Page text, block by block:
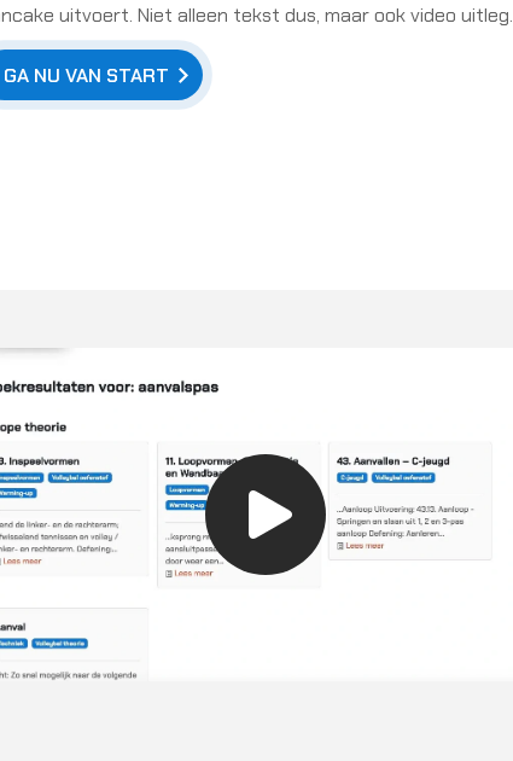
uitvoert. Niet alleen tekst dus, maar ook video uitleg.
GA NU VAN START